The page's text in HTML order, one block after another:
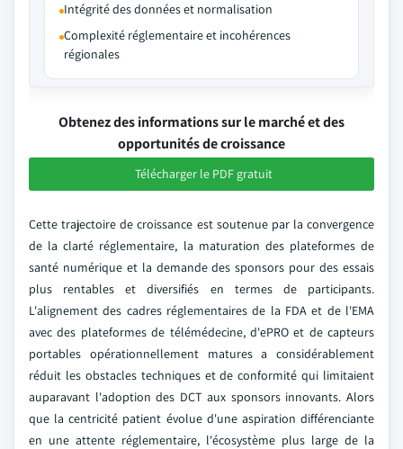
Intégrité des données et normalisation
Complexité réglementaire et incohérences
régionales
Obtenez des informations sur le marché et des
opportunités de croissance
Télécharger le PDF gratuit
Cette trajectoire de croissance est soutenue par la convergence
de la clarté réglementaire, la maturation des plateformes de
santé numérique et la demande des sponsors pour des essais
plus rentables et diversifiés en termes de participants.
L'alignement des cadres réglementaires de la FDA et de l'EMA
avec des plateformes de télémédecine, d'ePRO et de capteurs
portables opérationnellement matures a considérablement
réduit les obstacles techniques et de conformité qui limitaient
auparavant l'adoption des DCT aux sponsors innovants. Alors
que la centricité patient évolue d'une aspiration différenciante
en une attente réglementaire, l'écosystème plus large de la